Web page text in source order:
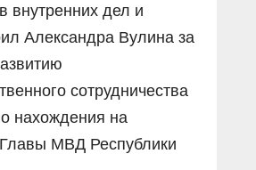
внутренних дел и
Александра Вулина за
сотрудничества
нахождения на
МВД Республики